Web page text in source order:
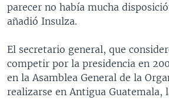
parecer no había mucha
añadió Insulza.
El secretario general, que
competir por la presidencia en
en la Asamblea General de la
realizarse en Antigua Guatemala,